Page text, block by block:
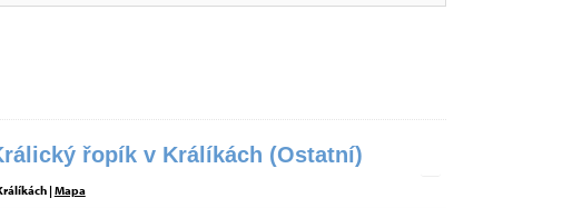
řopík v Králíkách (Ostatní)
|Mapa